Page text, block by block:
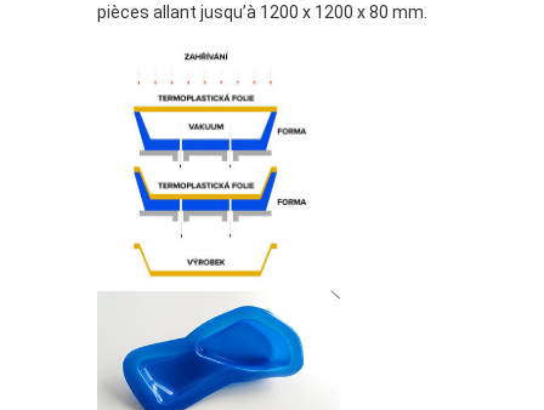
pièces allant jusqu’à 1200 x 1200 x 80 mm.